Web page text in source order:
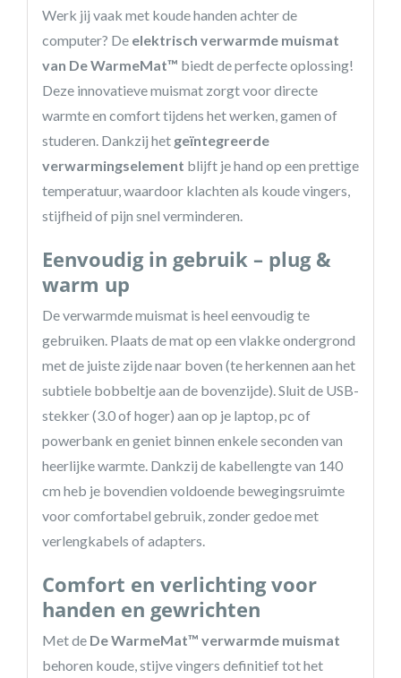
Werk jij vaak met koude handen achter de
computer? De elektrisch verwarmde muismat
van De WarmeMat™ biedt de perfecte oplossing!
Deze innovatieve muismat zorgt voor directe
warmte en comfort tijdens het werken, gamen of
studeren. Dankzij het geïntegreerde
verwarmingselement blijft je hand op een prettige
temperatuur, waardoor klachten als koude vingers,
stijfheid of pijn snel verminderen.
Eenvoudig in gebruik – plug &
warm up
De verwarmde muismat is heel eenvoudig te
gebruiken. Plaats de mat op een vlakke ondergrond
met de juiste zijde naar boven (te herkennen aan het
subtiele bobbeltje aan de bovenzijde). Sluit de USB-
stekker (3.0 of hoger) aan op je laptop, pc of
powerbank en geniet binnen enkele seconden van
heerlijke warmte. Dankzij de kabellengte van 140
cm heb je bovendien voldoende bewegingsruimte
voor comfortabel gebruik, zonder gedoe met
verlengkabels of adapters.
Comfort en verlichting voor
handen en gewrichten
Met de De WarmeMat™ verwarmde muismat
behoren koude, stijve vingers definitief tot het